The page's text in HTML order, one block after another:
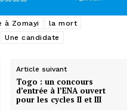
à Zomayi
la mort
Une candidate
Article suivant
Togo : un concours
d’entrée à l’ENA ouvert
pour les cycles II et III